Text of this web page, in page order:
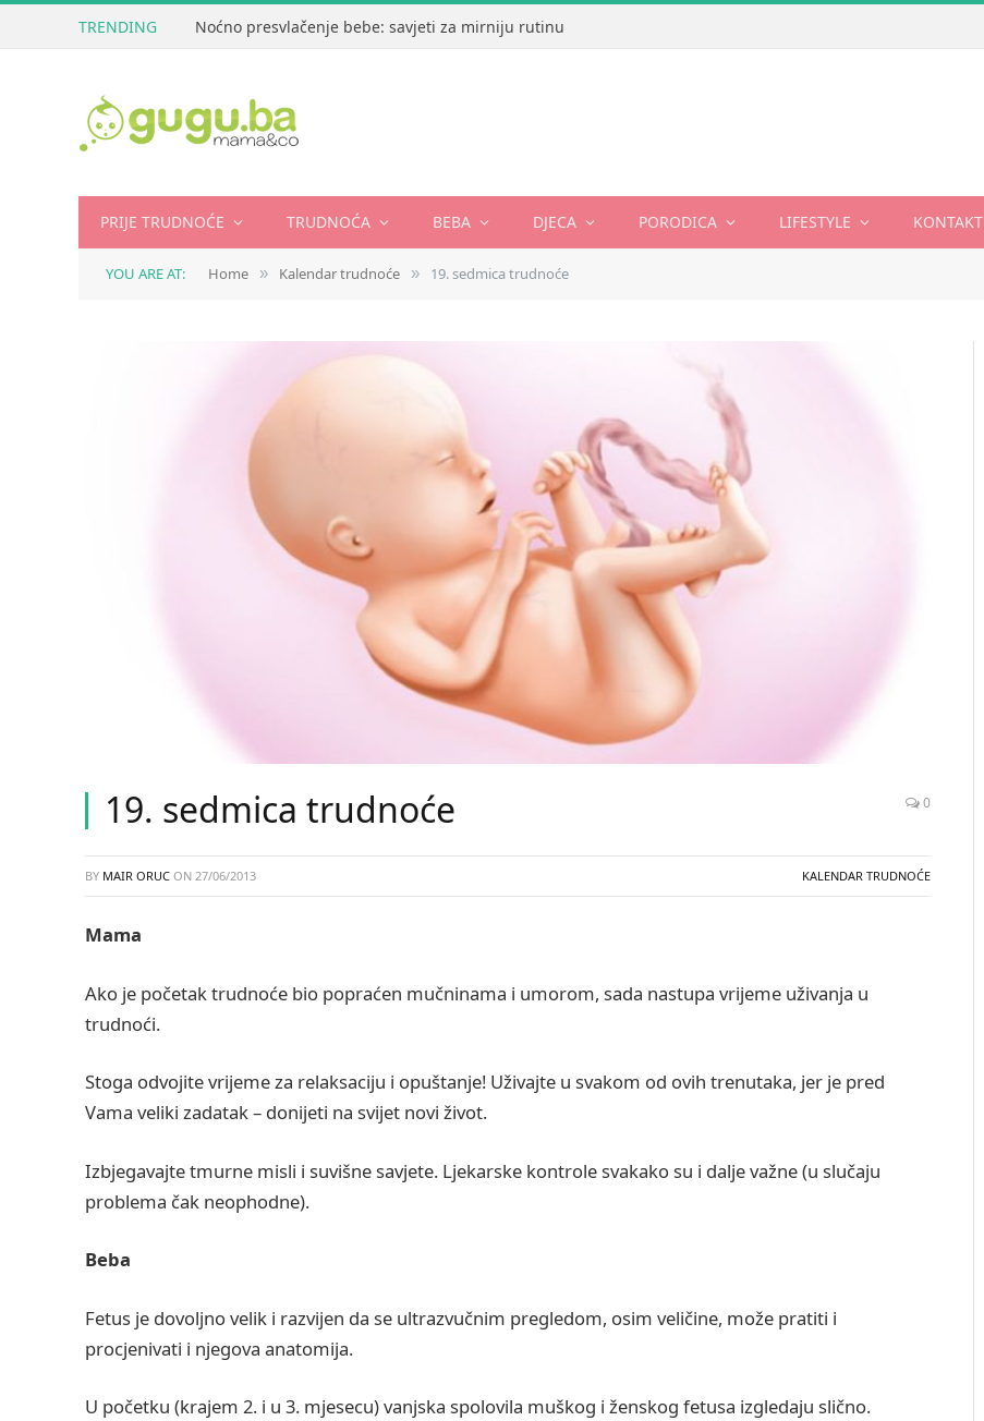
TRENDING Noćno presvlačenje bebe: savjeti za mirniju rutinu
PRIJE TRUDNOĆE TRUDNOĆA BEBA DJECA PORODICA LIFESTYLE KONTAKT
YOU ARE AT: Home » Kalendar trudnoće » 19. sedmica trudnoće
19. sedmica trudnoće 0
BY MAIR ORUC ON 27/06/2013 KALENDAR TRUDNOĆE
Mama
Ako je početak trudnoće bio popraćen mučninama i umorom, sada nastupa vrijeme uživanja u
trudnoći.
Stoga odvojite vrijeme za relaksaciju i opuštanje! Uživajte u svakom od ovih trenutaka, jer je pred
Vama veliki zadatak – donijeti na svijet novi život.
Izbjegavajte tmurne misli i suvišne savjete. Ljekarske kontrole svakako su i dalje važne (u slučaju
problema čak neophodne).
Beba
Fetus je dovoljno velik i razvijen da se ultrazvučnim pregledom, osim veličine, može pratiti i
procjenivati i njegova anatomija.
U početku (krajem 2. i u 3. mjesecu) vanjska spolovila muškog i ženskog fetusa izgledaju slično.